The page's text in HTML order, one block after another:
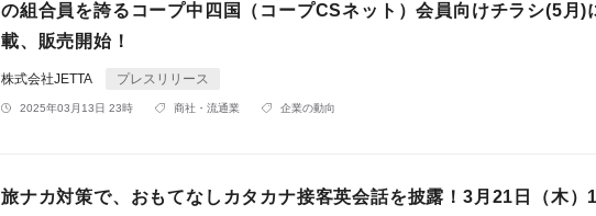
の組合員を誇るコープ中四国（コープCSネット）会員向けチラシ(5月)
載、販売開始！
株式会社JETTA プレスリリース
2025年03月13日 23時 商社・流通業 企業の動向
旅ナカ対策で、おもてなしカタカナ接客英会話を披露！3月21日（木）